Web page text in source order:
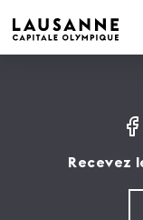
Recevez